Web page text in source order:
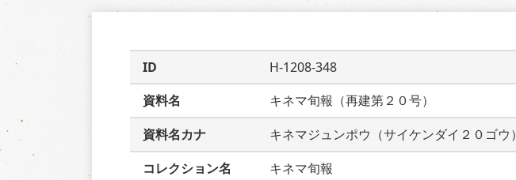
ID
H-1208-348
資料名
キネマ旬報（再建第２０号）
資料名カナ
キネマジュンポウ（サイケンダイ２０ゴウ）
コレクション名
キネマ旬報